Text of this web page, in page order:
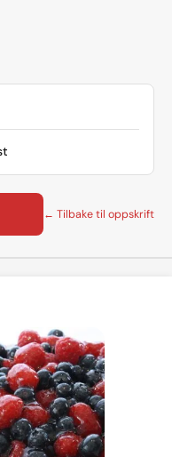
← Tilbake til oppskrift